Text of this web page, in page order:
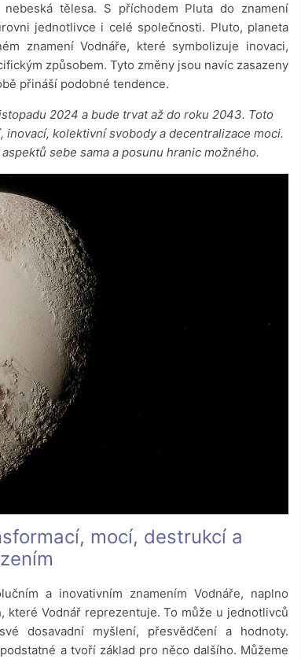
tělesa. S příchodem Pluta do znamení
jednotlivce i celé společnosti. Pluto, planeta
znamení Vodnáře, které symbolizuje inovaci,
způsobem. Tyto změny jsou navíc zasazeny
přináší podobné tendence.
2024 a bude trvat až do roku 2043. Toto
kolektivní svobody a decentralizace moci.
sebe sama a posunu hranic možného.
mocí, destrukcí a
a inovativním znamením Vodnáře, naplno
které Vodnář reprezentuje. To může u jednotlivců
dosavadní myšlení, přesvědčení a hodnoty.
a tvoří základ pro něco dalšího. Můžeme